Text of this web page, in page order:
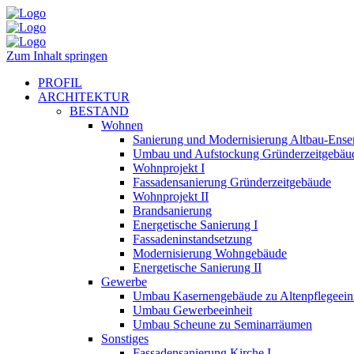
Zum Inhalt springen
PROFIL
ARCHITEKTUR
BESTAND
Wohnen
Sanierung und Modernisierung Altbau-
Umbau und Aufstockung
Wohnprojekt I
Fassadensanierung Gründerzeitgebäude
Wohnprojekt II
Brandsanierung
Energetische Sanierung I
Fassadeninstandsetzung
Modernisierung Wohngebäude
Energetische Sanierung II
Gewerbe
Umbau Kasernengebäude zu
Umbau Gewerbeeinheit
Umbau Scheune zu Seminarräumen
Sonstiges